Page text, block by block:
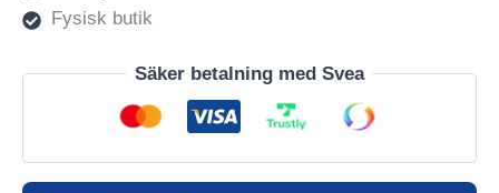
Fysisk butik
Säker betalning med Svea